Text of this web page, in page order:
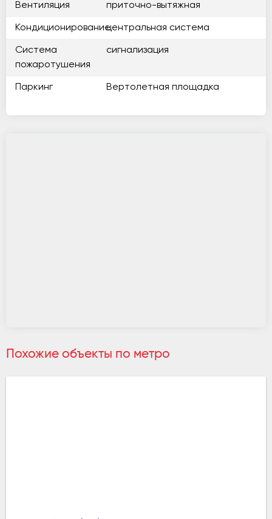
Вентиляция приточно-вытяжная
Кондиционированиецентральная система
Система
пожаротушения
сигнализация
Паркинг Вертолетная площадка
Похожие объекты по метро